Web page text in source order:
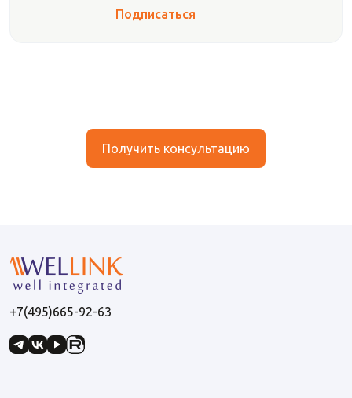
Подписаться
Получить консультацию
+7(495)665-92-63